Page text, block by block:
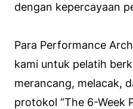
dengan kepercayaan
Para Performance
kami untuk pelatih
merancang, melacak,
protokol “The 6-Week